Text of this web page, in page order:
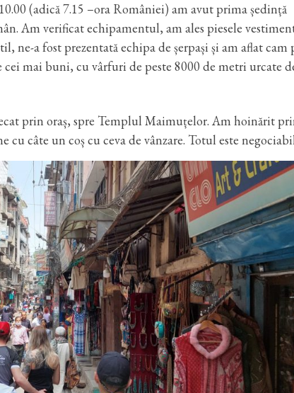
(adică 7.15 –ora României) am avut prima ședință
Am verificat echipamentul, am ales piesele
ne-a fost prezentată echipa de șerpași și am aflat cam
cei mai buni, cu vârfuri de peste 8000 de metri urcate
prin oraș, spre Templul Maimuțelor. Am hoinărit
cu câte un coș cu ceva de vânzare. Totul este